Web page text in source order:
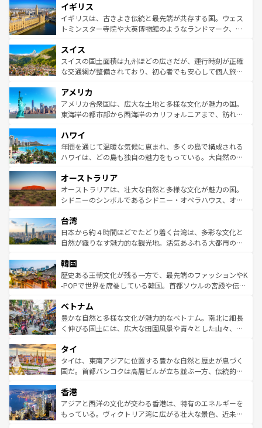
いる。シャンパンの発祥地であるランス、プロヴァンスの
香り高いラベンダー畑など、多彩な楽しみ方が可能だ。さ
らに、パリ以外の地域にも魅力が溢れており、どの街角に
れる地方に足を運ぶとそれぞれで全く異なる文化を体験で
きるだろう。 なお、新着のフランス情報はコンテンツ一覧
を参照してほしい。
顔を持つこの国は、どこを歩いても飽きることがない。ベ
ルリンの文化的活気、バイエルン州のアルプスの絶景、そ
してライン川沿いのワイン畑といった風景は必見。ビール
は、お酒好きな人にはぜひ体験してほしい。 なお、新着の
ドイツ情報はコンテンツ一覧を参照してほしい。
イギリス
イギリスは、古きよき伝統と最先端が共存する国。ウェス
トミンスター寺院や大英博物館のようなランドマーク、歴
リアごとに異なる魅力がある。また、優雅なアフタヌーン
ティー、ビール好きにはたまらない英国パブ、サッカー観
戦など、本場だからこそできる体験も豊富。イギリスを旅
ンツ一覧を参照してほしい。
スイス
スイスの国土面積は九州ほどの広さだが、運行時刻が正確
な交通網が整備されており、初心者でも安心して個人旅行
の建物がそのまま残る町や、スイスならではのユニークな
博物館もあり、アルプス観光だけでなく町歩きも満喫する
ことができる。国民の所得が高いため物価も高いが、旅行
ば市内交通費無料で観光を楽しむこともできる。 なお、新
着のスイス情報はコンテンツ一覧 を参照してほしい。
アメリカ
アメリカ合衆国は、広大な土地と多様な文化が魅力の国。
東海岸の都市部から西海岸のカリフォルニアまで、訪れる
のような巨大都市は、観光、ショッピング、エンターテイ
ンメントが詰まった刺激的なスポットだ。一方、アメリカ
西部には大自然が広がり、グランドキャニオンやイエロー
部のニューオーリンズでは、音楽と美食が融合した独特の
文化が魅力。旅行者はアメリカの各地域で異なる魅力を楽
しみながら、その多様性と豊かな歴史を感じることができ
ならではの贅沢な旅のスタイルだ。 なお、新着のアメリカ
情報はコンテンツ一覧を参照してほしい。
ハワイ
年間を通じて温暖な気候に恵まれ、多くの島で構成される
ハワイは、どの島も独自の魅力をもっている。大自然の神
ワイ島は見逃せない。また、定番の観光地といえばオアフ
島だが、静かな自然を求めるならマウイ島やカウアイ島が
おすすめ。エメラルドグリーンに輝く海をはじめ、豊かな
れるおもてなしの心で訪れる人々を迎えてくれるハワイの
人々、おいしいローカルフードやハワイアンミュージッ
ク、伝統的なフラダンスなど、すべてがハワイの魅力を彩
ワイを、存分に味わってほしい。 なお、新着のハワイ情報
はコンテンツ一覧を参照してほしい。
オーストラリア
オーストラリアは、壮大な自然と多様な文化が魅力の国。
シドニーのシンボルであるシドニー・オペラハウス、オー
リアリーフや大陸中央部にそびえるウルル（エアーズロッ
ク）、タスマニアの美しい原生林やケアンズの熱帯雨林な
ど、見どころがたくさん。また、カフェやワイン、オージ
いる。アクティビティも充実しており、サーフィンやダイ
ビング、ハイキングなど、アウトドア好きにはたまらな
い。オーストラリアの多彩な魅力を存分に味わいつくそ
参照してほしい。
台湾
日本から約４時間ほどでたどり着く台湾は、多彩な文化と
自然が織りなす魅力的な観光地。活気あふれる大都市の台
ン）、静ひつな山岳地帯である台湾東部など、都市の喧騒
と山間の静けさが共存しており、訪れる人に新しい発見と
驚きをもたらしてくれる。また、奥深い台湾の食文化も魅
容にもいいと評判のスイーツなど、バラエティ豊かな料理
が味わえる。 なお、新着の台湾情報は コンテンツ一覧を参
照してほしい。
韓国
歴史ある王朝文化が残る一方で、最先端のファッションやK
-POPで世界を席巻している韓国。首都ソウルの宮殿や伝統
き、地方に足を延ばせば四季折々の自然美を楽しむことが
できる。そして、キムチや焼肉、絶品のストリートフード
まで、さまざまな韓国料理が待っている。夜には、韓国な
リティに包まれながら、韓国の多彩な魅力を心ゆくまで味
わってみてほしい。 なお、新着の韓国情報はコンテンツ一
覧を参照してほしい。
ベトナム
豊かな自然と多様な文化が魅力的なベトナム。南北に細長
く伸びる国土には、広大な田園風景や青々とした山々、世
急速な発展と共に伝統が息づく。ハノイの古い町並みやホ
ーチミン市のフランス統治時代の建物も、独特の雰囲気を
醸し出している。また、バラエティの豊かさとおいしさで
とつ。フォーやバインミー、ベトナムコーヒーなどは、ぜ
ひ現地で味わいたい。どの地域を訪れてもあたたかい人々
が旅行者を迎えてくれるので、きっと忘れられない旅にな
タイ
タイは、東南アジアに位置する豊かな自然と歴史が息づく
国だ。首都バンコクは高層ビルが立ち並ぶ一方、伝統的な
の活気が交差している。北部ではチェンマイなどの山岳地
帯で自然と触れ合い、南部ではプーケットやクラビの美し
いビーチでリゾート気分を楽しむことができる。タイ料理
香港
アジアと西洋の文化が交わる香港は、特有のエネルギーを
もっている。ヴィクトリア湾に広がる壮大な景色、近未来